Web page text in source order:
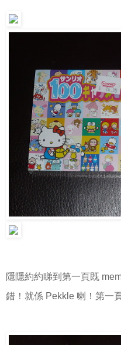
隱隱約約睇到第一頁既
錯！就係 Pekkle 喇！第一